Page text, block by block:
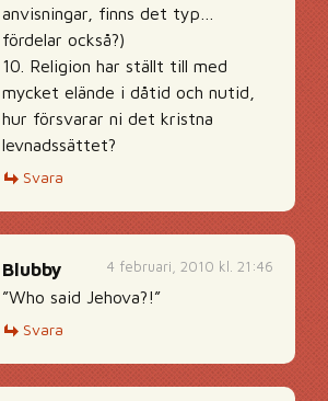
anvisningar, finns det typ…
fördelar också?)
10. Religion har ställt till med
mycket elände i dåtid och nutid,
hur försvarar ni det kristna
levnadssättet?
Svara
4 februari, 2010 kl. 21:46
Blubby
”Who said Jehova?!”
Svara